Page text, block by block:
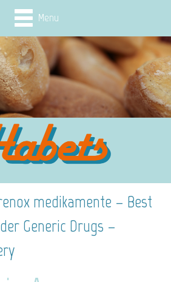
Menu
medikamente – Best
Generic Drugs –